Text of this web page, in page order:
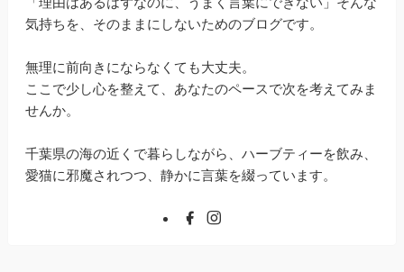
気持ちを、そのままにしないためのブログです。
無理に前向きにならなくても大丈夫。
ここで少し心を整えて、あなたのペースで次を考えてみま
せんか。
千葉県の海の近くで暮らしながら、ハーブティーを飲み、
愛猫に邪魔されつつ、静かに言葉を綴っています。